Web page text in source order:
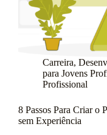
Carreira,
para Jovens
Profissional
8 Passos Para Criar
sem Experiência